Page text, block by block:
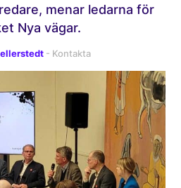
menar ledarna för
Nya vägar.